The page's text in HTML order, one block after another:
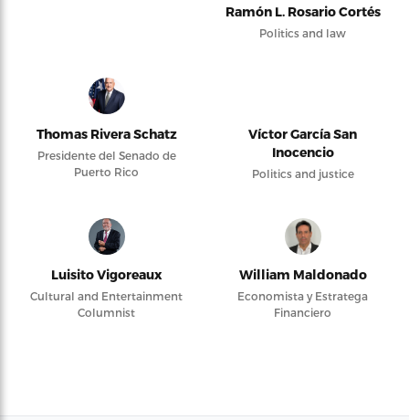
Ramón L. Rosario Cortés
Politics and law
Thomas Rivera Schatz
Presidente del Senado de
Puerto Rico
Víctor García San
Inocencio
Politics and justice
Luisito Vigoreaux
Cultural and Entertainment
Columnist
William Maldonado
Economista y Estratega
Financiero